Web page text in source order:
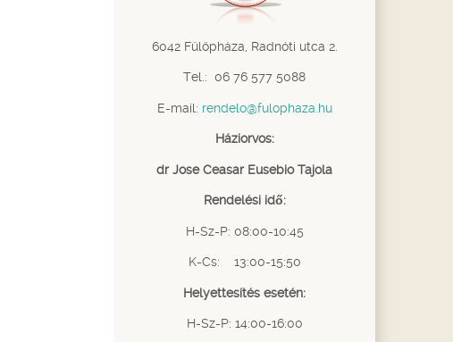
6042 Fülöpháza, Radnóti utca 2.
Tel.: 06 76 577 5088
E-mail: rendelo@fulophaza.hu
Háziorvos:
dr Jose Ceasar Eusebio Tajola
Rendelési idő:
H-Sz-P: 08:00-10:45
K-Cs: 13:00-15:50
Helyettesítés esetén:
H-Sz-P: 14:00-16:00